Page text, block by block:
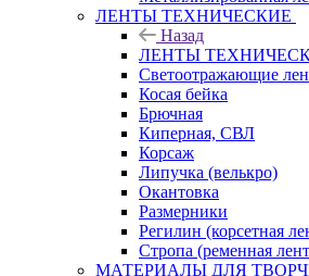
ЛЕНТЫ ТЕХНИЧЕСКИЕ
Назад
ЛЕНТЫ
Светоотражающие
Косая бейка
Брючная
Киперная, СВЛ
Корсаж
Липучка (велькро)
Окантовка
Размерники
Регилин (корсетная
Стропа (ременная
МАТЕРИАЛЫ ДЛЯ